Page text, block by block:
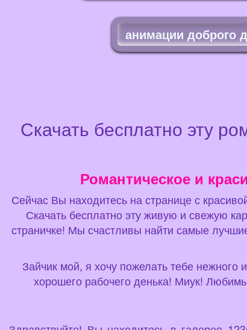
анимации доброго
Скачать бесплатно эту
Романтическое и
Сейчас Вы находитесь на странице с
Скачать бесплатно эту живую и свежую
страничке! Мы счастливы найти самые
Зайчик мой, я хочу пожелать тебе
хорошего рабочего денька! Миук!